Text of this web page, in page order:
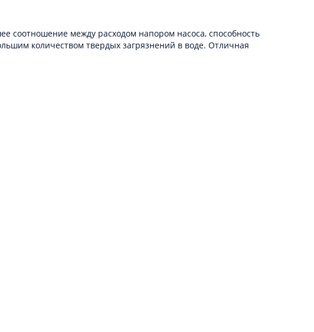
соотношение между расходом напором насоса, способность
количеством твердых загрязнений в воде. Отличная